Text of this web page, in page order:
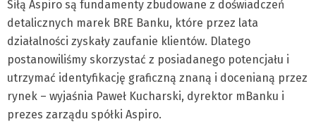
Siłą Aspiro są fundamenty zbudowane z doświadczeń
detalicznych marek BRE Banku, które przez lata
działalności zyskały zaufanie klientów. Dlatego
postanowiliśmy skorzystać z posiadanego potencjału i
utrzymać identyfikację graficzną znaną i docenianą przez
rynek – wyjaśnia Paweł Kucharski, dyrektor mBanku i
prezes zarządu spółki Aspiro.